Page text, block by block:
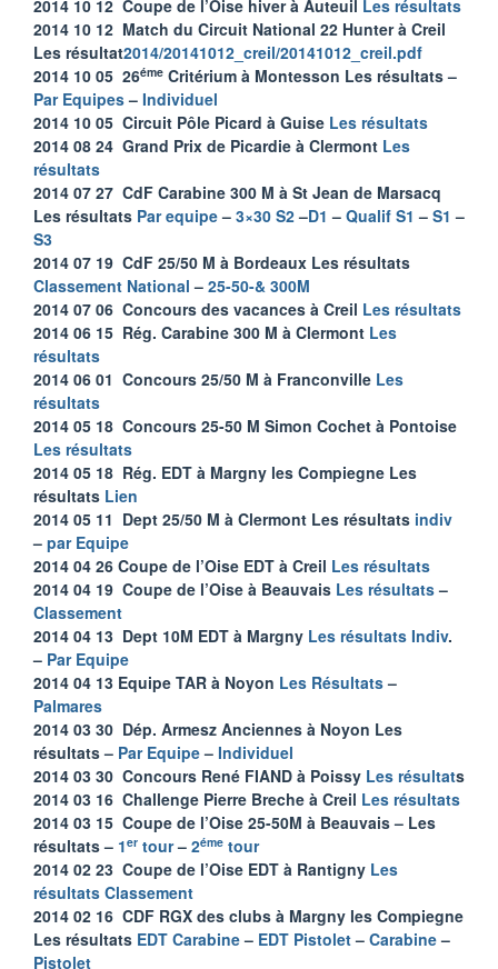
2014 10 12 Coupe de l’Oise hiver à Auteuil Les résultats
2014 10 12 Match du Circuit National 22 Hunter à Creil
Les résultat2014/20141012_creil/20141012_creil.pdf
2014 10 05 26éme Critérium à Montesson Les résultats –
Par Equipes– Individuel
2014 10 05 Circuit Pôle Picard à Guise Les résultats
2014 08 24 Grand Prix de Picardie à Clermont Les
résultats
2014 07 27 CdF Carabine 300 M à St Jean de Marsacq
Les résultats Par equipe– 3×30 S2–D1 – Qualif S1 – S1 –
S3
2014 07 19 CdF 25/50 M à Bordeaux Les résultats
Classement National – 25-50-& 300M
2014 07 06 Concours des vacances à Creil Les résultats
2014 06 15 Rég. Carabine 300 M à Clermont Les
résultats
2014 06 01 Concours 25/50 M à Franconville Les
résultats
2014 05 18 Concours 25-50 M Simon Cochet à Pontoise
Les résultats
2014 05 18 Rég. EDT à Margny les Compiegne Les
résultats Lien
2014 05 11 Dept 25/50 M à Clermont Les résultats indiv
– par Equipe
2014 04 26 Coupe de l’Oise EDT à Creil Les résultats
2014 04 19 Coupe de l’Oise à Beauvais Les résultats–
Classement
2014 04 13 Dept 10M EDT à Margny Les résultats Indiv.
– Par Equipe
2014 04 13 Equipe TAR à Noyon Les Résultats–
Palmares
2014 03 30 Dép. Armesz Anciennes à Noyon Les
résultats – Par Equipe– Individuel
2014 03 30 Concours René FIAND à Poissy Les résultats
2014 03 16 Challenge Pierre Breche à Creil Les résultats
2014 03 15 Coupe de l’Oise 25-50M à Beauvais – Les
résultats – 1er tour– 2éme tour
2014 02 23 Coupe de l’Oise EDT à Rantigny Les
résultats Classement
2014 02 16 CDF RGX des clubs à Margny les Compiegne
Les résultats EDT Carabine– EDT Pistolet– Carabine–
Pistolet